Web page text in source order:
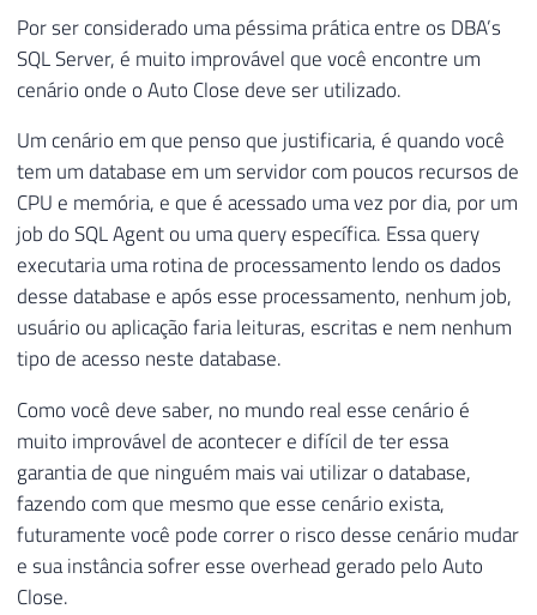
Por ser considerado uma péssima prática entre os DBA’s
SQL Server, é muito improvável que você encontre um
cenário onde o Auto Close deve ser utilizado.
Um cenário em que penso que justificaria, é quando você
tem um database em um servidor com poucos recursos de
CPU e memória, e que é acessado uma vez por dia, por um
job do SQL Agent ou uma query específica. Essa query
executaria uma rotina de processamento lendo os dados
desse database e após esse processamento, nenhum job,
usuário ou aplicação faria leituras, escritas e nem nenhum
tipo de acesso neste database.
Como você deve saber, no mundo real esse cenário é
muito improvável de acontecer e difícil de ter essa
garantia de que ninguém mais vai utilizar o database,
fazendo com que mesmo que esse cenário exista,
futuramente você pode correr o risco desse cenário mudar
e sua instância sofrer esse overhead gerado pelo Auto
Close.